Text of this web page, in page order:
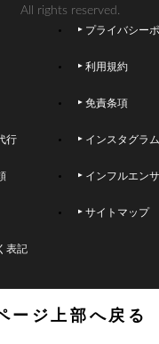
All rights reserved.
プライバシー
利用規約
免責条項
行 インスタグラ
インフルエン
サイトマップ
表記
ージ上部へ戻る